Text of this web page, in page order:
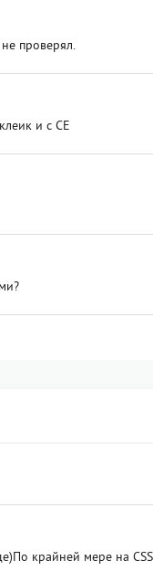
проверял.
и с СЕ
крайней мере на